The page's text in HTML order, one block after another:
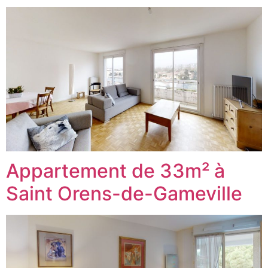
Appartement de 33m² à
Saint Orens-de-Gameville